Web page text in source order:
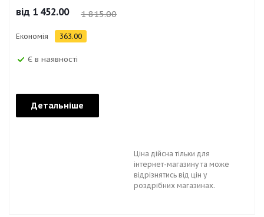
від 1 452.00 1 815.00
Економія 363.00
Є в наявності
Детальніше
Ціна дійсна тільки для
інтернет-магазину та може
відрізнятись від цін у
роздрібних магазинах.